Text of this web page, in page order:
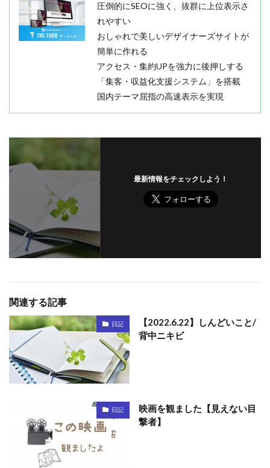
圧倒的にSEOに強く、抜群に上位表示さ
れやすい
おしゃれで美しいデザイナーズサイトが
簡単に作れる
アクセス・集約UPを強力に後押しする
「集客・収益化支援システム」を搭載
国内テーマ屈指の高速表示を実現
最新情報をチェックしよう！
関連する記事
日記
【2022.6.22】しんどいこと/
背中ニキビ
日記
映画を観ました【見えない目
撃者】